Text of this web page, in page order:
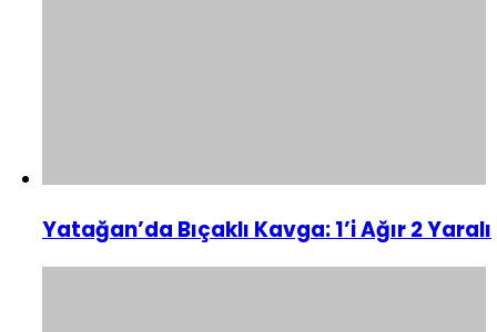
Yatağan’da Bıçaklı Kavga: 1’i Ağır 2 Yaralı